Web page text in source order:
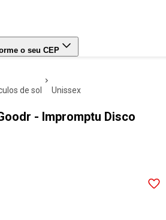
o seu CEP
de sol unissex
- Impromptu Disco